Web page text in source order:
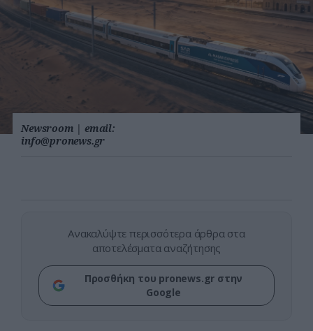
Newsroom | email:
info@pronews.gr
Ανακαλύψτε περισσότερα άρθρα στα
αποτελέσματα αναζήτησης
Προσθήκη του pronews.gr στην
Google